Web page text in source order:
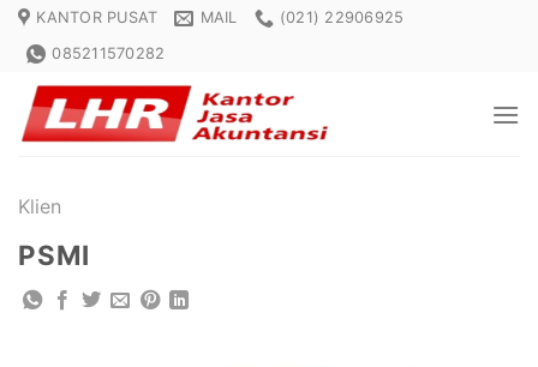
SkipKANTOR PUSAT MAIL
(021) 22906925
085211570282
Klien
PSMI